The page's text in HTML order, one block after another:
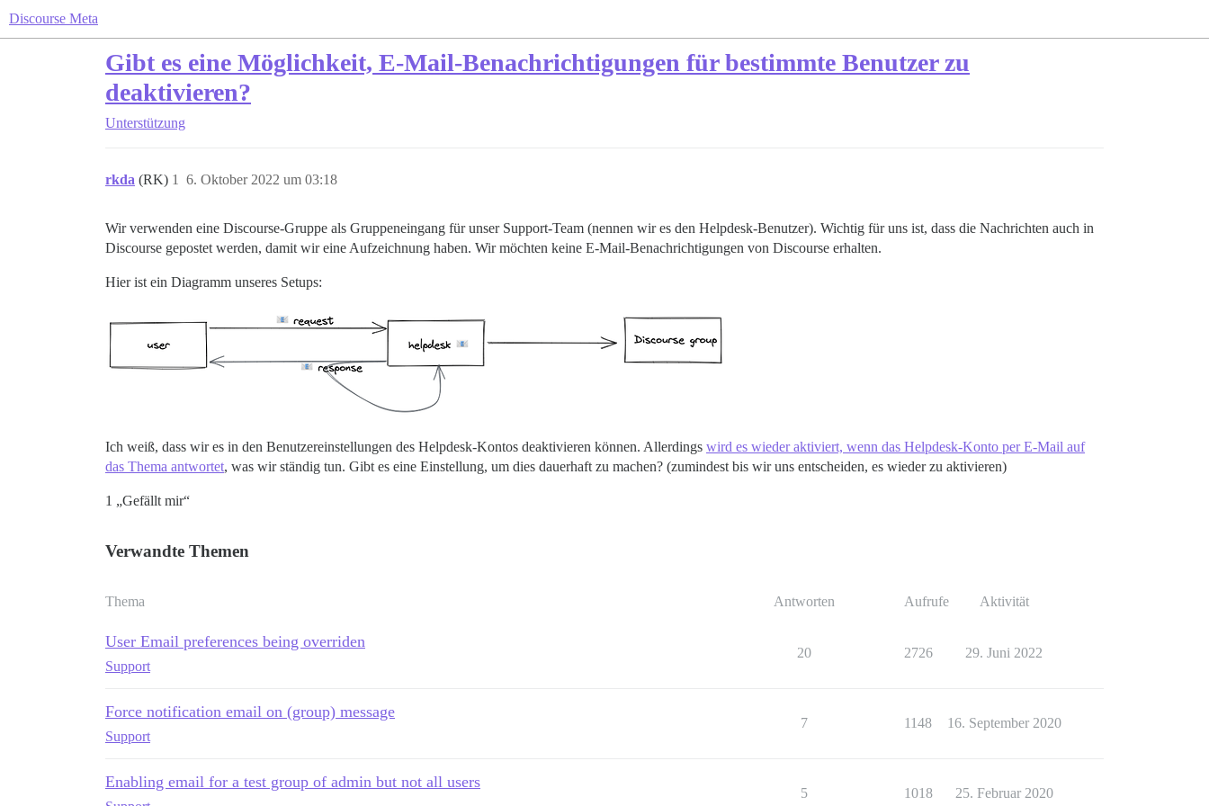
Discourse Meta
Gibt es eine Möglichkeit, E-Mail-Benachrichtigungen für bestimmte Benutzer zu
deaktivieren?
Unterstützung
rkda (RK) 6. Oktober 2022 um 03:18
1
Wir verwenden eine Discourse-Gruppe als Gruppeneingang für unser Support-Team (nennen wir es den Helpdesk-Benutzer). Wichtig für uns ist, dass die Nachrichten auch in
Discourse gepostet werden, damit wir eine Aufzeichnung haben. Wir möchten keine E-Mail-Benachrichtigungen von Discourse erhalten.
Hier ist ein Diagramm unseres Setups:
Ich weiß, dass wir es in den Benutzereinstellungen des Helpdesk-Kontos deaktivieren können. Allerdings wird es wieder aktiviert, wenn das Helpdesk-Konto per E-Mail auf
das Thema antwortet, was wir ständig tun. Gibt es eine Einstellung, um dies dauerhaft zu machen? (zumindest bis wir uns entscheiden, es wieder zu aktivieren)
1 „Gefällt mir“
Verwandte Themen
Thema Antworten Aufrufe Aktivität
User Email preferences being overriden
Support
20 2726 29. Juni 2022
Force notification email on (group) message
Support
7 1148 16. September 2020
Enabling email for a test group of admin but not all users
5 1018 25. Februar 2020